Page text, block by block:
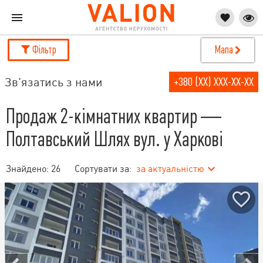
Фільтр Мапа
Зв'язатись з нами +380 (XX) XXX-XX-XX
Продаж 2-кімнатних квартир —
Полтавський Шлях вул. у Харкові
Знайдено: 26 Сортувати за: за актуальністю